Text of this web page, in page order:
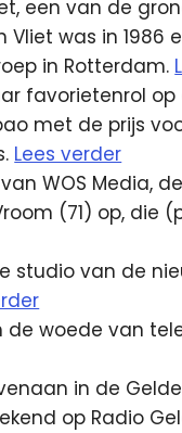
een van de
was in 1986
in Rotterdam.
favorietenrol op
met de prijs
Lees verder
WOS Media,
(71) op, die
studio van de
woede van
in de
op Radio